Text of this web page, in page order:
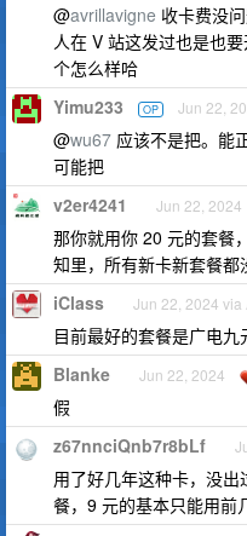
@avrillavigne 收卡费没
人在 V 站这发过也是也
个怎么样哈
Yimu233 OP Jun 22,
@wu67 应该不是把。能
可能把
v2er4241 Jun 22, 2024
那你就用你 20 元的套餐
知里，所有新卡新套餐都
iClass Jun 22, 2024 via
目前最好的套餐是广电九
Blanke Jun 22, 2024
假
z67nnciQnb7r8bLf
用了好几年这种卡，没
餐，9 元的基本只能用前